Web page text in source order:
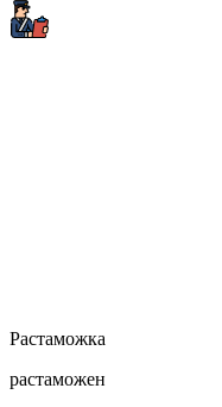
Растаможка
растаможен